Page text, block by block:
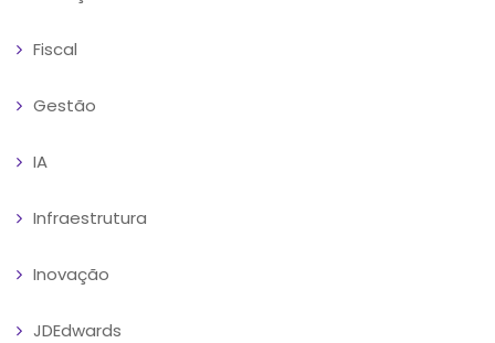
Fiscal
Gestão
IA
Infraestrutura
Inovação
JDEdwards